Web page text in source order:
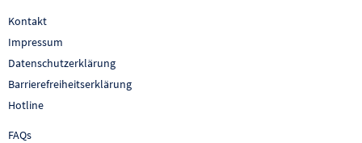
Kontakt
Impressum
Datenschutzerklärung
Barrierefreiheitserklärung
Hotline
FAQs